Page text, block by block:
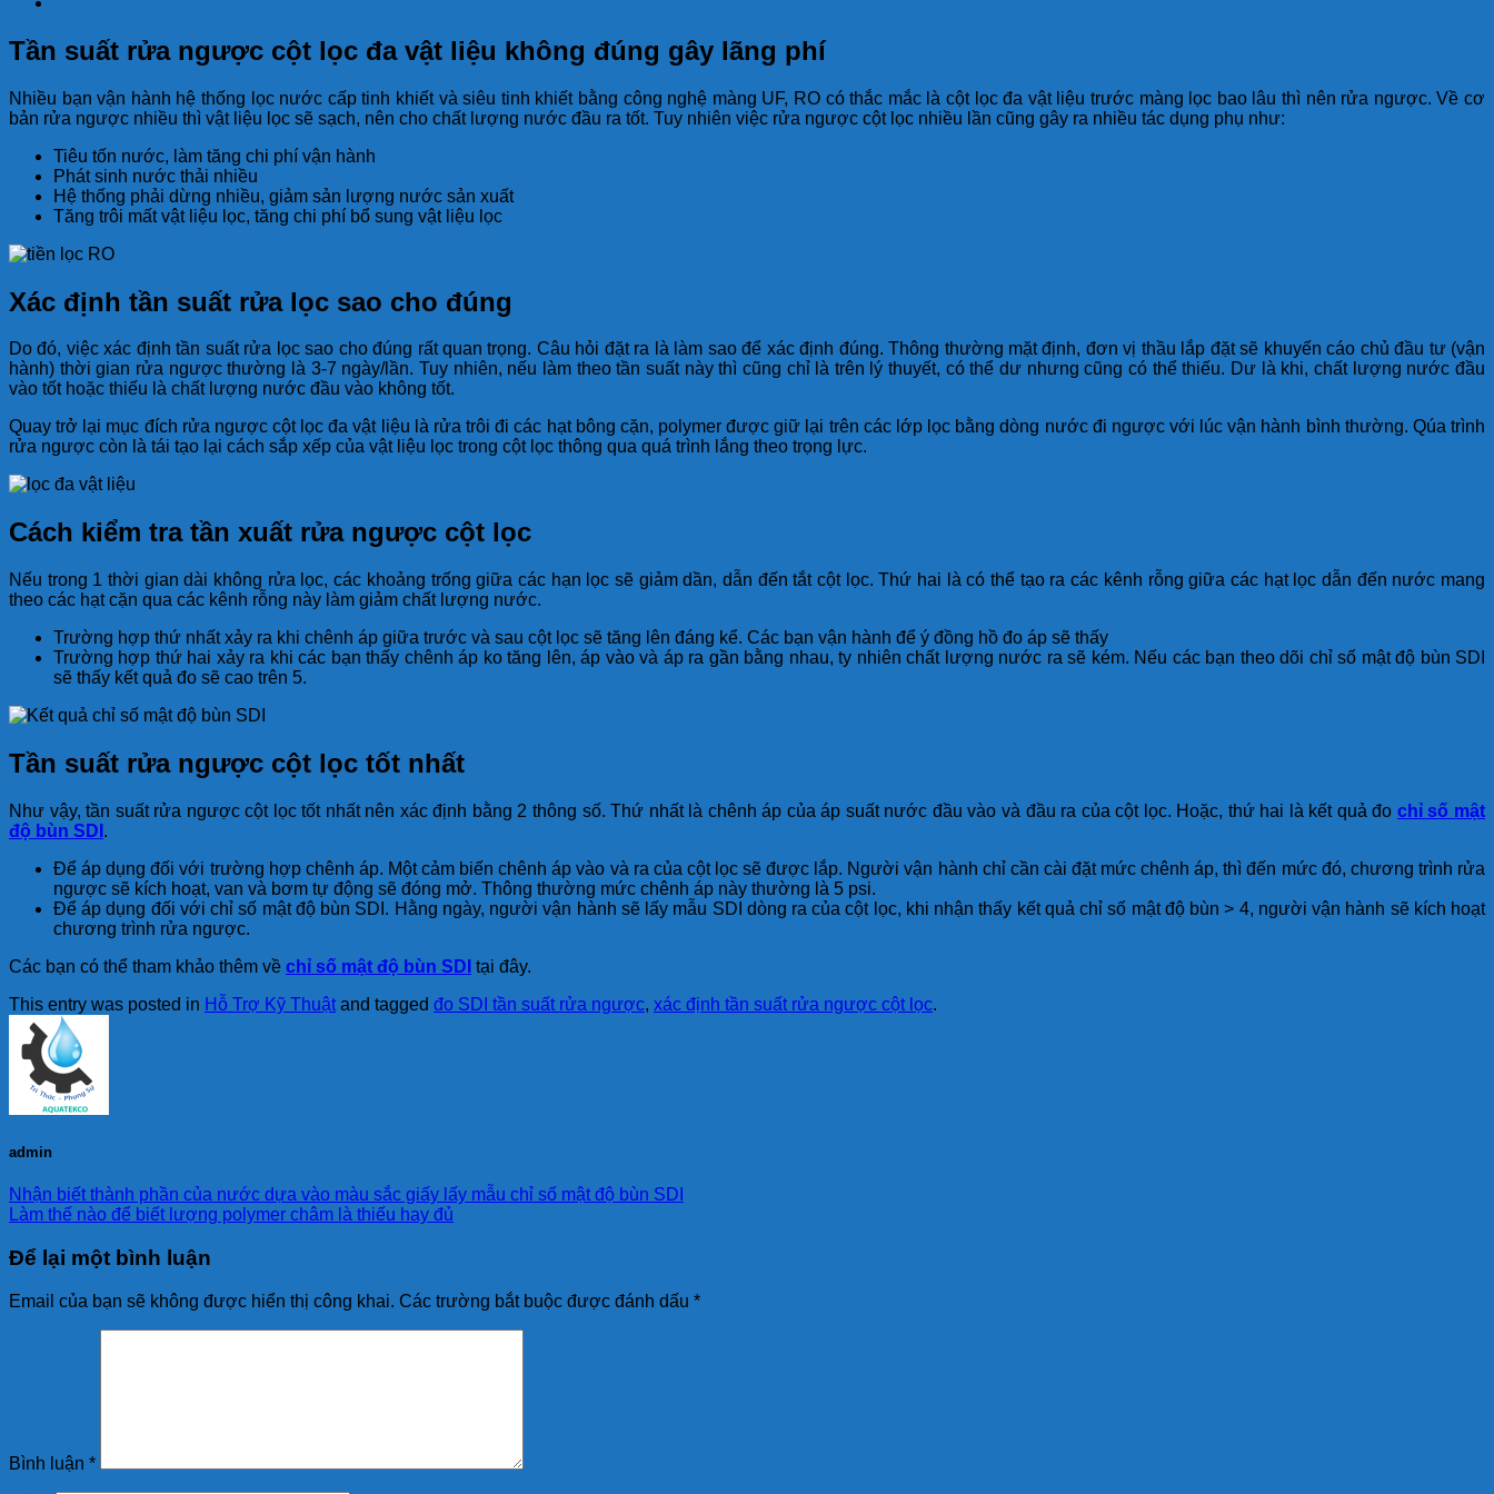
Tần suất rửa ngược cột lọc đa vật liệu không đúng gây lãng phí
Nhiều bạn vận hành hệ thống lọc nước cấp tinh khiết và siêu tinh khiết bằng công nghệ màng UF, RO có thắc mắc là cột lọc đa vật liệu trước màng lọc bao lâu thì nên rửa ngược. Về cơ
bản rửa ngược nhiều thì vật liệu lọc sẽ sạch, nên cho chất lượng nước đầu ra tốt. Tuy nhiên việc rửa ngược cột lọc nhiều lần cũng gây ra nhiều tác dụng phụ như:
Tiêu tốn nước, làm tăng chi phí vận hành
Phát sinh nước thải nhiều
Hệ thống phải dừng nhiều, giảm sản lượng nước sản xuất
Tăng trôi mất vật liệu lọc, tăng chi phí bổ sung vật liệu lọc
Xác định tần suất rửa lọc sao cho đúng
Do đó, việc xác định tần suất rửa lọc sao cho đúng rất quan trọng. Câu hỏi đặt ra là làm sao để xác định đúng. Thông thường mặt định, đơn vị thầu lắp đặt sẽ khuyến cáo chủ đầu tư (vận
hành) thời gian rửa ngược thường là 3-7 ngày/lần. Tuy nhiên, nếu làm theo tần suất này thì cũng chỉ là trên lý thuyết, có thể dư nhưng cũng có thể thiếu. Dư là khi, chất lượng nước đầu
vào tốt hoặc thiếu là chất lượng nước đầu vào không tốt.
Quay trở lại mục đích rửa ngược cột lọc đa vật liệu là rửa trôi đi các hạt bông cặn, polymer được giữ lại trên các lớp lọc bằng dòng nước đi ngược với lúc vận hành bình thường. Qúa trình
rửa ngược còn là tái tạo lại cách sắp xếp của vật liệu lọc trong cột lọc thông qua quá trình lắng theo trọng lực.
Cách kiểm tra tần xuất rửa ngược cột lọc
Nếu trong 1 thời gian dài không rửa lọc, các khoảng trống giữa các hạn lọc sẽ giảm dần, dẫn đến tắt cột lọc. Thứ hai là có thể tạo ra các kênh rỗng giữa các hạt lọc dẫn đến nước mang
theo các hạt cặn qua các kênh rỗng này làm giảm chất lượng nước.
Trường hợp thứ nhất xảy ra khi chênh áp giữa trước và sau cột lọc sẽ tăng lên đáng kể. Các bạn vận hành để ý đồng hồ đo áp sẽ thấy
Trường hợp thứ hai xảy ra khi các bạn thấy chênh áp ko tăng lên, áp vào và áp ra gần bằng nhau, ty nhiên chất lượng nước ra sẽ kém. Nếu các bạn theo dõi chỉ số mật độ bùn SDI
sẽ thấy kết quả đo sẽ cao trên 5.
Tần suất rửa ngược cột lọc tốt nhất
Như vậy, tần suất rửa ngược cột lọc tốt nhất nên xác định bằng 2 thông số. Thứ nhất là chênh áp của áp suất nước đầu vào và đầu ra của cột lọc. Hoặc, thứ hai là kết quả đo chỉ số mật
độ bùn SDI .
Để áp dụng đối với trường hợp chênh áp. Một cảm biến chênh áp vào và ra của cột lọc sẽ được lắp. Người vận hành chỉ cần cài đặt mức chênh áp, thì đến mức đó, chương trình rửa
ngược sẽ kích hoạt, van và bơm tự động sẽ đóng mở. Thông thường mức chênh áp này thường là 5 psi.
Để áp dụng đối với chỉ số mật độ bùn SDI. Hằng ngày, người vận hành sẽ lấy mẫu SDI dòng ra của cột lọc, khi nhận thấy kết quả chỉ số mật độ bùn > 4, người vận hành sẽ kích hoạt
chương trình rửa ngược.
Các bạn có thể tham khảo thêm về chỉ số mật độ bùn SDI tại đây.
This entry was posted in Hỗ Trợ Kỹ Thuật and tagged đo SDI tần suất rửa ngược, xác định tần suất rửa ngược cột lọc.
admin
Nhận biết thành phần của nước dựa vào màu sắc giấy lấy mẫu chỉ số mật độ bùn SDI
Làm thế nào để biết lượng polymer châm là thiếu hay đủ
Để lại một bình luận
Email của bạn sẽ không được hiển thị công khai. Các trường bắt buộc được đánh dấu *
Bình luận *